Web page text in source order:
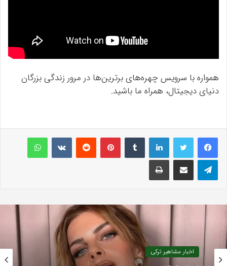
همواره با سرویس چهره‌های برترین‌ها در مرور زندگی بزرگان
دنیای دیجیتال، همراه ما باشید.
لینکداینتامبلر پینتریستReddit
VKontakteواتس آپ
تلگرام اشتراک گذاری با ایمیل چاپ
اخبار مشاهیر ترکی